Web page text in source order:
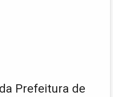
Prefeitura de